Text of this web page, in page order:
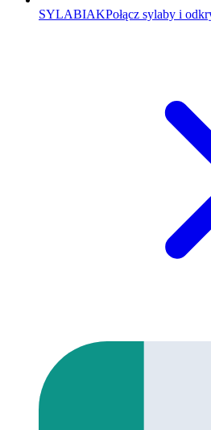
SYLABIAKPołącz sylaby i